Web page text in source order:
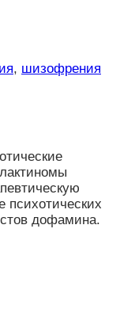
, шизофрения
психотических
дофамина.